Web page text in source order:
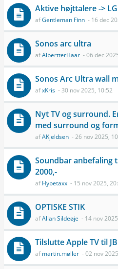
Aktive højttalere ->
afGentleman Finn - 16 dec
Sonos arc ultra
afAlbertterHaar - 06 dec
Sonos Arc Ultra wall
afxKris - 30 nov 2025, 10:52
Nyt TV og surround.
med surround og
afAKjeldsen - 26 nov 2025,
Soundbar anbefaling
2000,-
afHypetaxx - 15 nov 2025,
OPTISKE STIK
afAllan Sildeøje - 14 nov
Tilslutte Apple TV til
afmartin.møller - 02 nov